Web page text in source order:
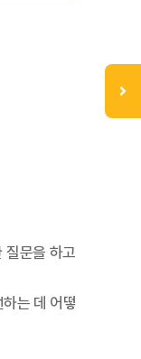
질문을 하고
는 데 어떻